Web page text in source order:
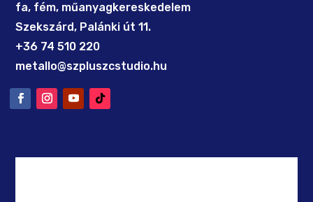
fa, fém, műanyagkereskedelem
Szekszárd, Palánki út 11.
+36 74 510 220
metallo@szpluszcstudio.hu